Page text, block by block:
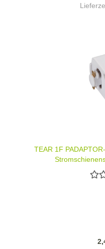
TEAR 1F